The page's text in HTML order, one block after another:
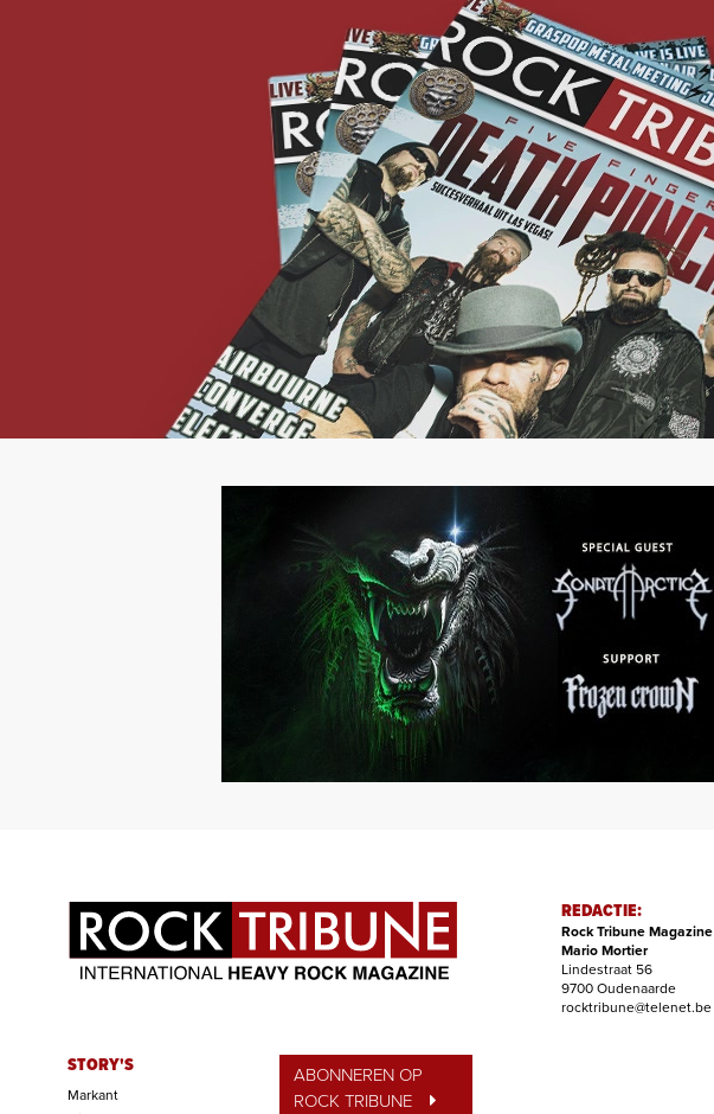
STORY'S
Markant
ABONNEREN OP
ROCK TRIBUNE
REDACTIE:
Rock Tribune Magazine
Mario Mortier
Lindestraat 56
9700 Oudenaarde
rocktribune@telenet.be